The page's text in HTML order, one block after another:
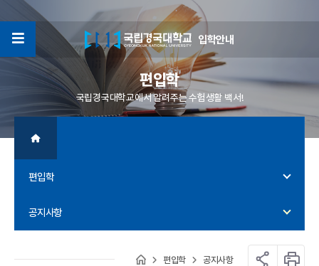
입학안내
4
편입학
국립경국대학교에서 알려주는 수험생활 백서!
편입학
공지사항
편입학 공지사항